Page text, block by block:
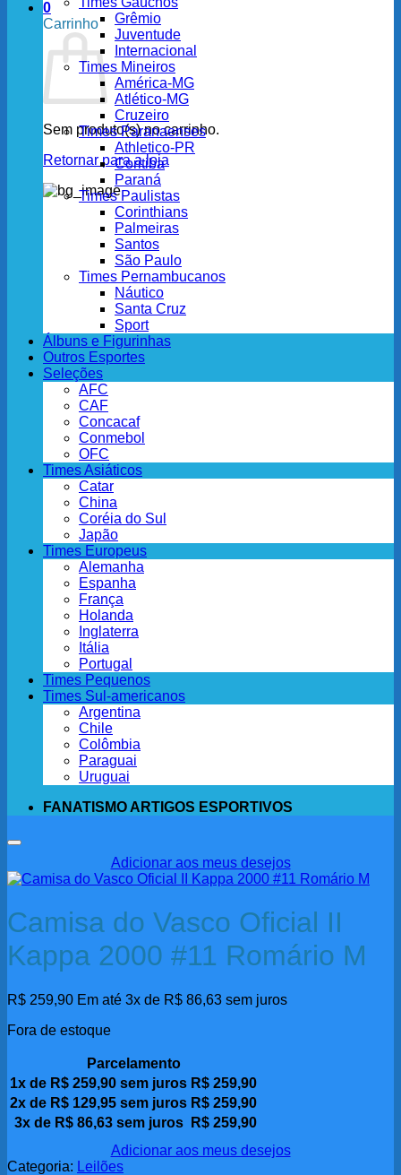
0
Carrinho
Sem produto(s) no carrinho.
Retornar para a loja
Grêmio
Juventude
Internacional
Times Mineiros
América-MG
Atlético-MG
Cruzeiro
Times Paranaenses
Athletico-PR
Coritiba
Paraná
Times Paulistas
Corinthians
Palmeiras
Santos
São Paulo
Times Pernambucanos
Náutico
Santa Cruz
Sport
Álbuns e Figurinhas
Outros Esportes
Seleções
AFC
CAF
Concacaf
Conmebol
OFC
Times Asiáticos
Catar
China
Coréia do Sul
Japão
Times Europeus
Alemanha
Espanha
França
Holanda
Inglaterra
Itália
Portugal
Times Pequenos
Times Sul-americanos
Argentina
Chile
Colômbia
Paraguai
Uruguai
FANATISMO ARTIGOS ESPORTIVOS
Adicionar aos meus desejos
Camisa do Vasco Oficial II
Kappa 2000 #11 Romário M
R$ 259,90 Em até 3x de R$ 86,63 sem juros
Fora de estoque
Parcelamento
1x de R$ 259,90 sem juros R$ 259,90
2x de R$ 129,95 sem juros R$ 259,90
3x de R$86,63sem juros R$ 259,90
Adicionar aos meus desejos
Categoria: Leilões